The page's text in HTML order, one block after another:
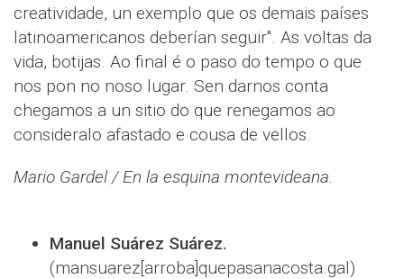
creatividade, un exemplo que os demais países
latinoamericanos deberían seguir". As voltas da
vida, botijas. Ao final é o paso do tempo o que
nos pon no noso lugar. Sen darnos conta
chegamos a un sitio do que renegamos ao
consideralo afastado e cousa de vellos.
Mario Gardel / En la esquina montevideana.
Manuel Suárez Suárez.
(mansuarez[arroba]quepasanacosta.gal)